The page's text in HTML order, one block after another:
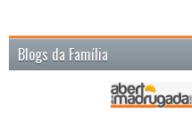
Blogs da Família